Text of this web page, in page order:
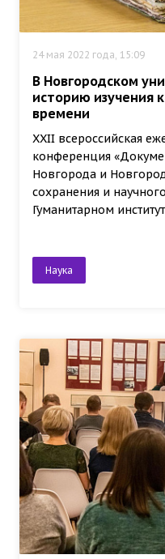
24 мая 2022 года, 15:09
В Новгородском
историю изучения
времени
XХII всероссийская
конференция
Новгорода и
сохранения и
Гуманитарном
Наука